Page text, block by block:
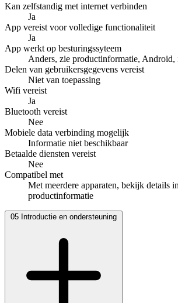
Kan zelfstandig met internet verbinden
Ja
App vereist voor volledige functionaliteit
Ja
App werkt op besturingssyteem
Anders, zie productinformatie, Android,
Delen van gebruikersgegevens vereist
Niet van toepassing
Wifi vereist
Ja
Bluetooth vereist
Nee
Mobiele data verbinding mogelijk
Informatie niet beschikbaar
Betaalde diensten vereist
Nee
Compatibel met
Met meerdere apparaten, bekijk details
productinformatie
05 Introductie en ondersteuning